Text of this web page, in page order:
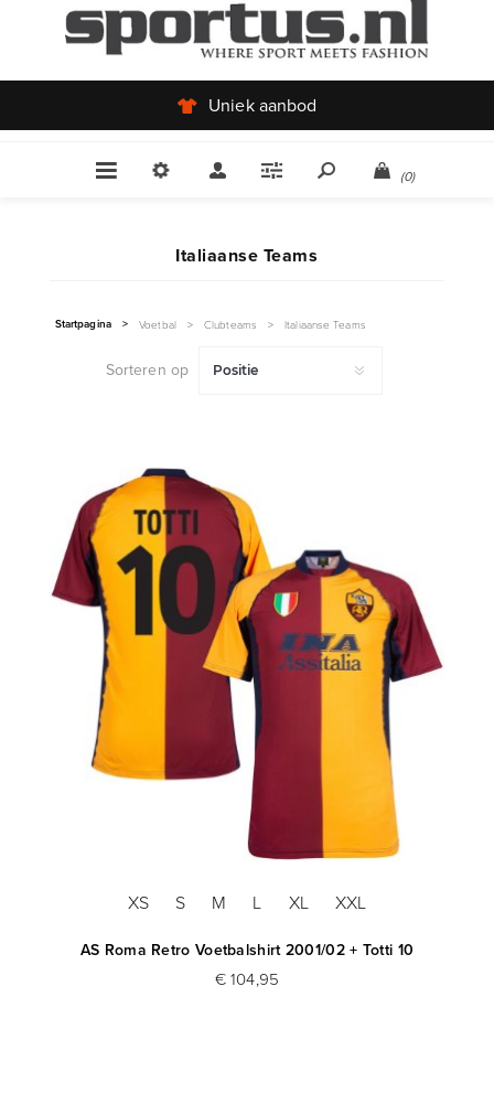
Uniek aanbod
(0)
Startpagina > Voetbal > Clubteams > Italiaanse Teams
Italiaanse Teams
Sorteren op
XS S M L XL XXL
AS Roma Retro Voetbalshirt 2001/02 + Totti 10
€ 104,95